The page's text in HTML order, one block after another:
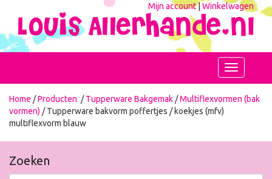
Mijn account|Winkelwagen
Toggle
navigation
Home /Producten /Tupperware Bakgemak /Multiflexvormen (bak
vormen) / Tupperware bakvorm poffertjes / koekjes (mfv)
multiflexvorm blauw
Zoeken